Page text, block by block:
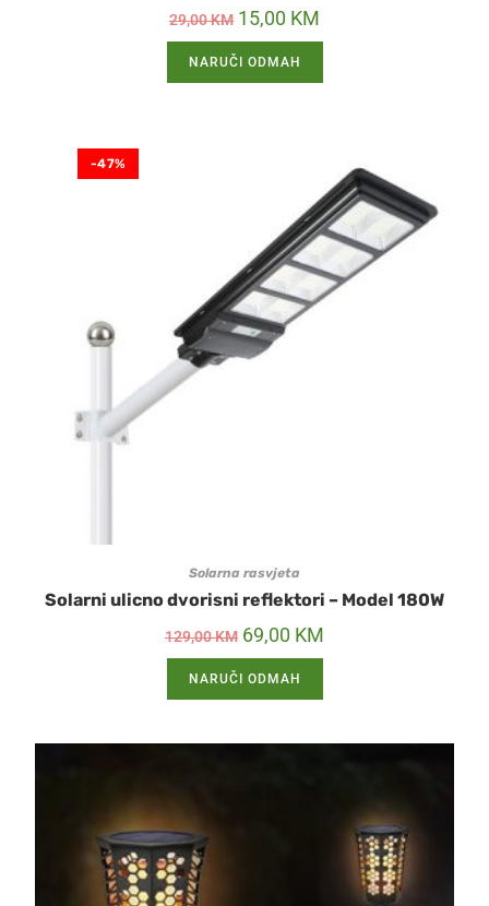
29,00KM 15,00 KM
NARUČI ODMAH
-47%
Solarna rasvjeta
Solarni ulicno dvorisni reflektori – Model 180W
129,00KM 69,00 KM
NARUČI ODMAH